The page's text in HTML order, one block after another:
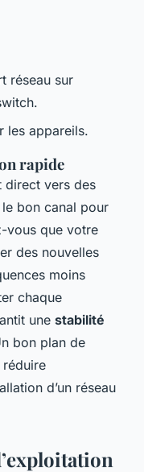
réseau sur
les appareils.
rapide
direct vers des
bon canal pour
vous que votre
des nouvelles
moins
chaque
une stabilité
bon plan de
réduire
d’un réseau